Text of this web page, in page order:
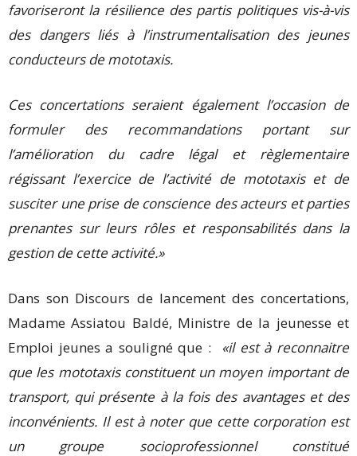
favoriseront la résilience des partis politiques vis-à-vis
des dangers liés à l’instrumentalisation des jeunes
conducteurs de mototaxis.
Ces concertations seraient également l’occasion de
formuler des recommandations portant sur
l’amélioration du cadre légal et règlementaire
régissant l’exercice de l’activité de mototaxis et de
susciter une prise de conscience des acteurs et parties
prenantes sur leurs rôles et responsabilités dans la
gestion de cette activité.»
Dans son Discours de lancement des concertations,
Madame Assiatou Baldé, Ministre de la jeunesse et
Emploi jeunes a souligné que : «il est à reconnaitre
que les mototaxis constituent un moyen important de
transport, qui présente à la fois des avantages et des
inconvénients. Il est à noter que cette corporation est
un groupe socioprofessionnel constitué